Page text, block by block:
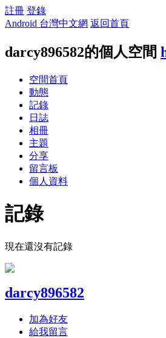
註冊 登錄
Android 台灣中文網 返回首頁
darcy896582的個人空間
空間首頁
動態
記錄
日誌
相冊
主題
分享
留言板
個人資料
記錄
現在還沒有記錄
darcy896582
加為好友
給我留言